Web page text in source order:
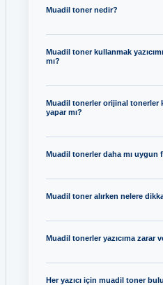
Muadil toner nedir?
Muadil toner kullanmak
mı?
Muadil tonerler orijinal tonerler
yapar mı?
Muadil tonerler daha mı uygun
Muadil toner alırken nelere
Muadil tonerler yazıcıma zarar
Her yazıcı için muadil toner